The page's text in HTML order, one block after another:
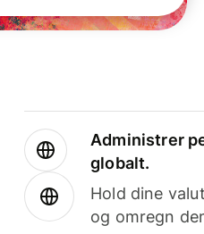
Administrer
globalt.
Hold dine
og omregn